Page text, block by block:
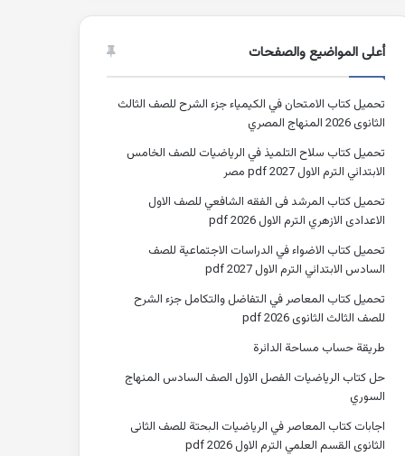
أعلى المواضيع والصفحات
تحميل كتاب الامتحان في الكيمياء جزء الشرح للصف الثالث
الثانوى 2026 المنهاج المصري
تحميل كتاب سلاح التلميذ في الرياضيات للصف الخامس
الابتدائي الترم الاول 2027 pdf مصر
تحميل كتاب المرشد فى الفقه الشافعي للصف الاول
الاعدادى الازهري الترم الاول 2026 pdf
تحميل كتاب الاضواء في الدراسات الاجتماعية للصف
السادس الابتدائي الترم الاول 2027 pdf
تحميل كتاب المعاصر في التفاضل والتكامل جزء الشرح
للصف الثالث الثانوى 2026 pdf
طريقة حساب مساحة الدائرة
حل كتاب الرياضيات الفصل الاول الصف السادس المنهاج
السوري
اجابات كتاب المعاصر في الرياضيات البحتة للصف الثانى
الثانوى القسم العلمي الترم الاول 2026 pdf